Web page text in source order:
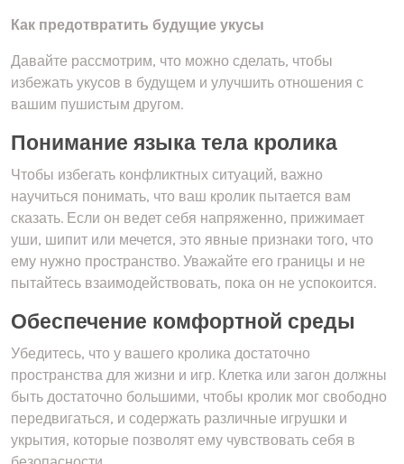
Как предотвратить будущие укусы
Давайте рассмотрим, что можно сделать, чтобы
избежать укусов в будущем и улучшить отношения с
вашим пушистым другом.
Понимание языка тела кролика
Чтобы избегать конфликтных ситуаций, важно
научиться понимать, что ваш кролик пытается вам
сказать. Если он ведет себя напряженно, прижимает
уши, шипит или мечется, это явные признаки того, что
ему нужно пространство. Уважайте его границы и не
пытайтесь взаимодействовать, пока он не успокоится.
Обеспечение комфортной среды
Убедитесь, что у вашего кролика достаточно
пространства для жизни и игр. Клетка или загон должны
быть достаточно большими, чтобы кролик мог свободно
передвигаться, и содержать различные игрушки и
укрытия, которые позволят ему чувствовать себя в